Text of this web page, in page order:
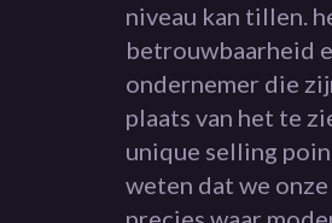
niveau kan tillen.
betrouwbaarheid
ondernemer die
plaats van het te
unique selling
weten dat we